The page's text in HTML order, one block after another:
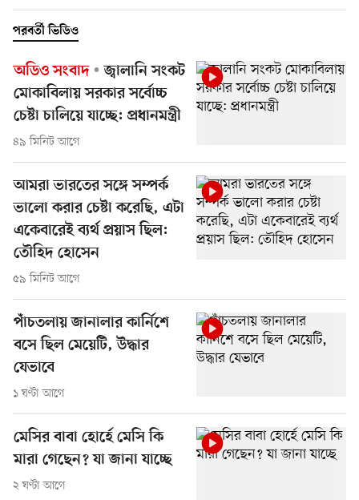
পরবর্তী ভিডিও
অডিও সংবাদ
জ্বালানি সংকট
মোকাবিলায় সরকার সর্বোচ্চ
চেষ্টা চালিয়ে যাচ্ছে: প্রধানমন্ত্রী
৪৯ মিনিট আগে
আমরা ভারতের সঙ্গে সম্পর্ক
ভালো করার চেষ্টা করেছি, এটা
একেবারেই ব্যর্থ প্রয়াস ছিল:
তৌহিদ হোসেন
৫৯ মিনিট আগে
পাঁচতলায় জানালার কার্নিশে
বসে ছিল মেয়েটি, উদ্ধার
যেভাবে
১ ঘণ্টা আগে
মেসির বাবা হোর্হে মেসি কি
মারা গেছেন? যা জানা যাচ্ছে
২ ঘণ্টা আগে